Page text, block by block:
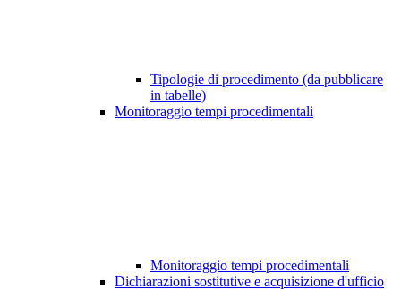
Tipologie di procedimento (da pubblicare
in tabelle)
Monitoraggio tempi procedimentali
Monitoraggio tempi procedimentali
Dichiarazioni sostitutive e acquisizione d'ufficio